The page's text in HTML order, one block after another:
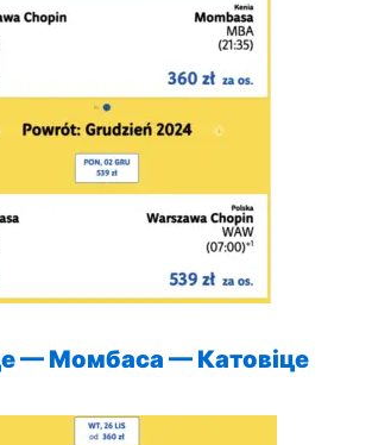
— Момбаса — Катовіце